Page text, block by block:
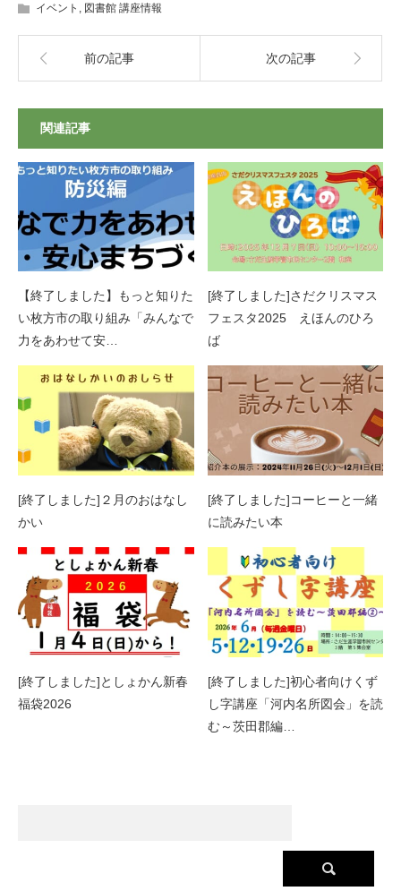
イベント 図書館 講座情報
前の記事 次の記事
関連記事
【終了しました】もっと知りた
い枚方市の取り組み「みんなで
力をあわせて安…
[終了しました]さだクリスマス
フェスタ2025 えほんのひろ
ば
[終了しました]２月のおはなし
かい
[終了しました]コーヒーと一緒
に読みたい本
[終了しました]としょかん新春
福袋2026
[終了しました]初心者向けくず
し字講座「河内名所図会」を読
む～茨田郡編…